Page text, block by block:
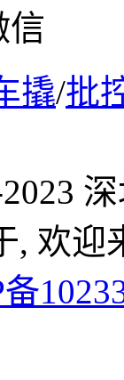
信
撬/批
, 欢迎